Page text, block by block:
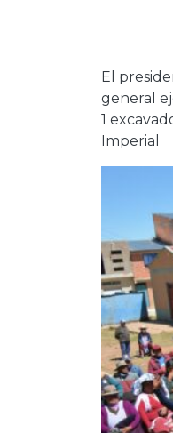
El
general
1
Imperial